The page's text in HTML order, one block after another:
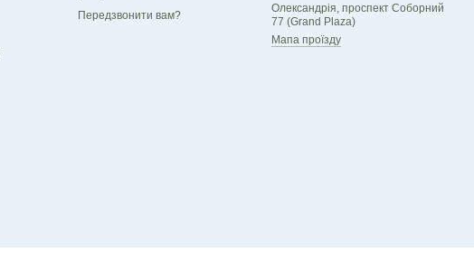
Передзвонити вам?
Олександрія, проспект Соборний
77 (Grand Plaza)
Мапа проїзду